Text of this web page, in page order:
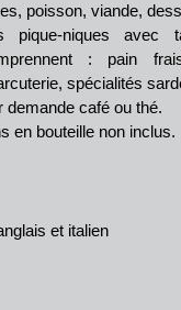
poisson, viande,
pique-niques avec
: pain
spécialités
demande café ou thé.
en bouteille non inclus.
et italien